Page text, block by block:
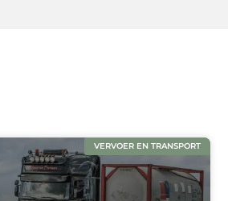
VERVOER EN TRANSPORT